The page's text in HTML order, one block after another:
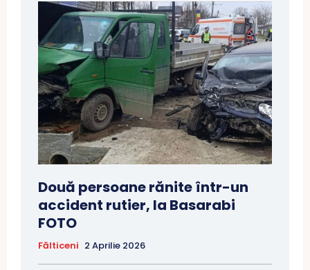
Două persoane rănite într-un
accident rutier, la Basarabi
FOTO
Fălticeni 2 Aprilie 2026